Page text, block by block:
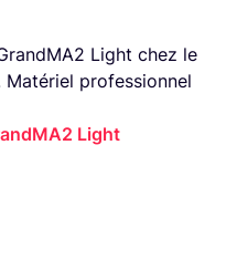
Light chez le
professionnel
Light